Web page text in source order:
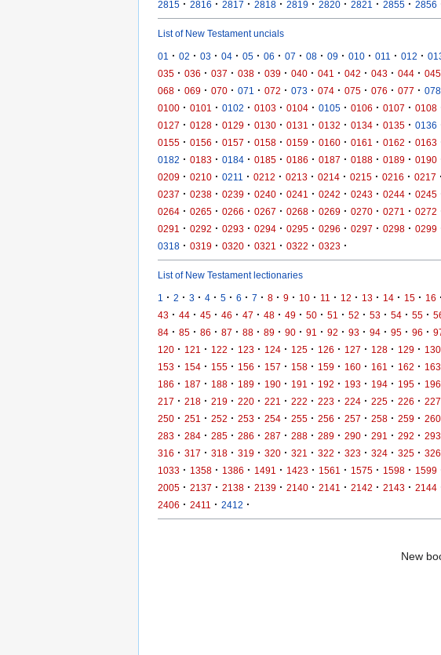
2815 · 2816 · 2817 · 2818 · 2819 · 2820 · 2821 · 2855 · 2856
List of New Testament uncials
01 · 02 · 03 · 04 · 05 · 06 · 07 · 08 · 09 · 010 · 011 · 012 ·
035 · 036 · 037 · 038 · 039 · 040 · 041 · 042 · 043 · 044 · 045
068 · 069 · 070 · 071 · 072 · 073 · 074 · 075 · 076 · 077 · 078
0100 · 0101 · 0102 · 0103 · 0104 · 0105 · 0106 · 0107 · 0108
0127 · 0128 · 0129 · 0130 · 0131 · 0132 · 0134 · 0135 · 0136
0155 · 0156 · 0157 · 0158 · 0159 · 0160 · 0161 · 0162 · 0163
0182 · 0183 · 0184 · 0185 · 0186 · 0187 · 0188 · 0189 · 0190
0209 · 0210 · 0211 · 0212 · 0213 · 0214 · 0215 · 0216 · 0217 ·
0237 · 0238 · 0239 · 0240 · 0241 · 0242 · 0243 · 0244 · 0245
0264 · 0265 · 0266 · 0267 · 0268 · 0269 · 0270 · 0271 · 0272
0291 · 0292 · 0293 · 0294 · 0295 · 0296 · 0297 · 0298 · 0299
0318 · 0319 · 0320 · 0321 · 0322 · 0323 ·
List of New Testament lectionaries
1 · 2 · 3 · 4 · 5 · 6 · 7 · 8 · 9 · 10 · 11 · 12 · 13 · 14 · 15 · 16 ·
43 · 44 · 45 · 46 · 47 · 48 · 49 · 50 · 51 · 52 · 53 · 54 · 55 ·
84 · 85 · 86 · 87 · 88 · 89 · 90 · 91 · 92 · 93 · 94 · 95 · 96 ·
120 · 121 · 122 · 123 · 124 · 125 · 126 · 127 · 128 · 129 · 130
153 · 154 · 155 · 156 · 157 · 158 · 159 · 160 · 161 · 162 · 163
186 · 187 · 188 · 189 · 190 · 191 · 192 · 193 · 194 · 195 · 196
217 · 218 · 219 · 220 · 221 · 222 · 223 · 224 · 225 · 226 · 227
250 · 251 · 252 · 253 · 254 · 255 · 256 · 257 · 258 · 259 · 260
283 · 284 · 285 · 286 · 287 · 288 · 289 · 290 · 291 · 292 · 293
316 · 317 · 318 · 319 · 320 · 321 · 322 · 323 · 324 · 325 · 326
1033 · 1358 · 1386 · 1491 · 1423 · 1561 · 1575 · 1598 · 1599
2005 · 2137 · 2138 · 2139 · 2140 · 2141 · 2142 · 2143 · 2144
2406 · 2411 · 2412 ·
New